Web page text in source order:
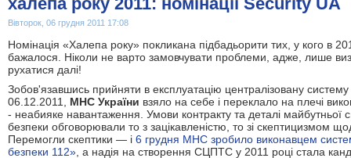
Вівторок, 06 грудня 2011 17:08
Номінація «Халепа року» покликана підбадьорити тих, у кого в
бажалося. Ніколи не варто замовчувати проблеми, адже, лише
рухатися далі!
Зобов'язавшись прийняти в експлуатацію централізовану
06.12.2011, МНС України взяло на себе і переклало на плечі
- неабияке навантаження. Умови контракту та деталі майбутньої
безпеки обговорювали то з зацікавленістю, то зі скептицизмом
Перемогли скептики — і 6 грудня МНС зробило виконавцем
безпеки 112» , а надія на створення СЦПТС у 2011 році стала